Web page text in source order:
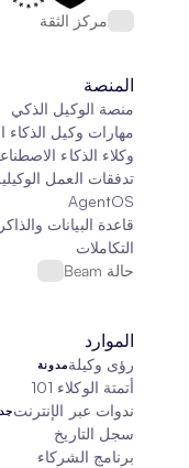
مركز الثقة
المنصة
منصة الوكيل الذكي
مهارات وكيل الذكاء
وكلاء الذكاء
تدفقات العمل
AgentOS
قاعدة البيانات
التكاملات
حالة Beam
الموارد
رؤى وكيلةمدونة
أتمتة الوكلاء 101
ندوات عبر الإنترنت
سجل التاريخ
برنامج الشركاء